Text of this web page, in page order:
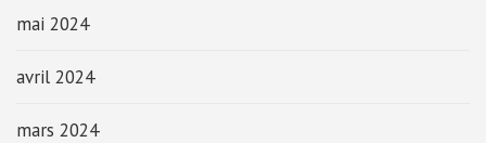
mai 2024
avril 2024
mars 2024